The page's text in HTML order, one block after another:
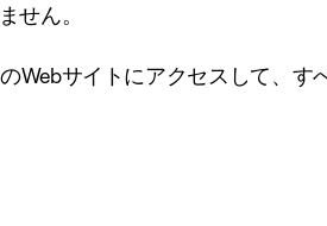
せん。
Webサイトにアクセスして、